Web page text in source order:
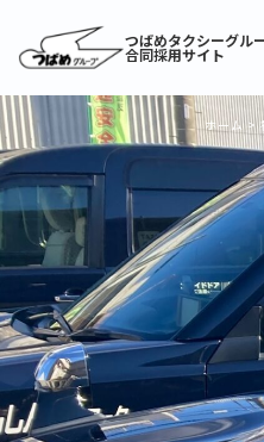
つばめタクシーグル
合同採用サイト
ホーム>